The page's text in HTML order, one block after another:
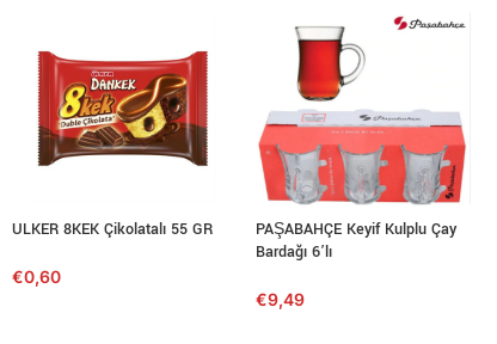
ULKER 8KEK Çikolatalı 55 GR
€0,60
PAŞABAHÇE Keyif Kulplu Çay
Bardağı 6’lı
€9,49